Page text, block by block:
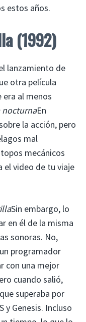
estos años.
(1992)
lanzamiento de
otra película
al menos
nocturnaEn
la acción, pero
mal
mecánicos
el video de tu viaje
Sin embargo, lo
en él de la misma
sonoras. No,
programador
con una mejor
cuando salió,
superaba por
y Genesis. Incluso